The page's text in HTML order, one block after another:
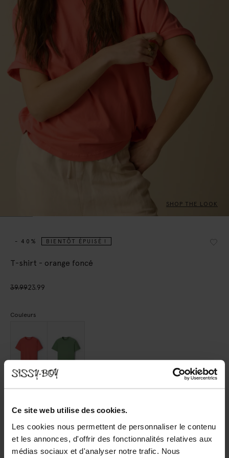
Ce site web utilise des cookies.
Les cookies nous permettent de personnaliser le contenu
et les annonces, d'offrir des fonctionnalités relatives aux
médias sociaux et d'analyser notre trafic. Nous
SHOP THE LOOK
- 40% BIENTÔT ÉPUISÉ !
T-shirt - orange foncé
39.9923.99
Couleurs
AJOUTER AU PANIER